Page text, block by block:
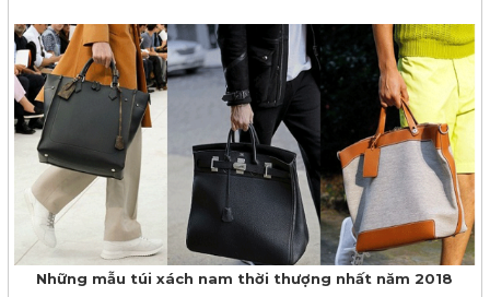
Những mẫu túi xách nam thời thượng nhất năm 2018